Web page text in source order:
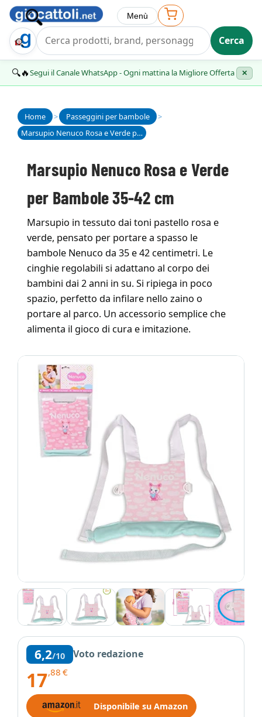
Trova Regalo Cerca
Menù
🔍🔥Segui il Canale WhatsApp - Ogni mattina la Migliore Offerta ✕
Home > Passeggini per bambole
>
Marsupio Nenuco Rosa e Verde per Bambole 35-42 cm
Marsupio Nenuco Rosa e Verde
per Bambole 35-42 cm
Marsupio in tessuto dai toni pastello rosa e
verde, pensato per portare a spasso le
bambole Nenuco da 35 e 42 centimetri. Le
cinghie regolabili si adattano al corpo dei
bambini dai 2 anni in su. Si ripiega in poco
spazio, perfetto da infilare nello zaino o
portare al parco. Un accessorio semplice che
alimenta il gioco di cura e imitazione.
6,2/10 Voto redazione
17,88 €
Disponibile su Amazon